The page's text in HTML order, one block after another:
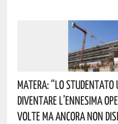
Matera: “Lo Studentato
Diventare L’ennesima
Volte Ma Ancora Non